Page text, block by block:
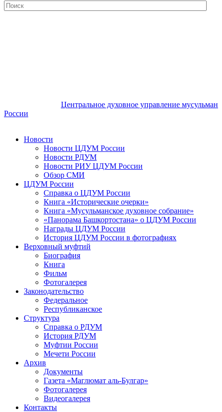
Центральное духовное управление мусульман
России
Новости
Новости ЦДУМ России
Новости РДУМ
Новости РИУ ЦДУМ России
Обзор СМИ
ЦДУМ России
Справка о ЦДУМ России
Книга «Исторические очерки»
Книга «Мусульманское духовное собрание»
«Панорама Башкортостана» о ЦДУМ России
Награды ЦДУМ России
История ЦДУМ России в фотографиях
Верховный муфтий
Биография
Книга
Фильм
Фотогалерея
Законодательство
Федеральное
Республиканское
Структура
Справка о РДУМ
История РДУМ
Муфтии России
Мечети России
Архив
Документы
Газета «Маглюмат аль-Булгар»
Фотогалерея
Видеогалерея
Контакты